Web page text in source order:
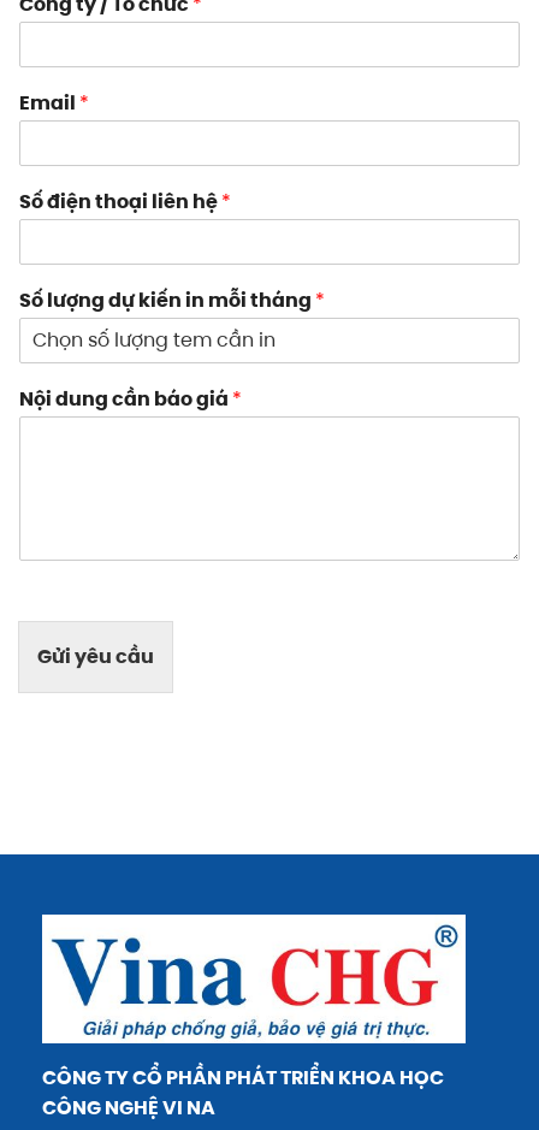
Email *
Số điện thoại liên hệ*
Số lượng dự kiến in mỗi tháng *
Nội dung cần báo giá *
Gửi yêu cầu
CÔNG TY CỔ PHẦN PHÁT TRIỂN KHOA HỌC
CÔNG NGHỆ VI NA